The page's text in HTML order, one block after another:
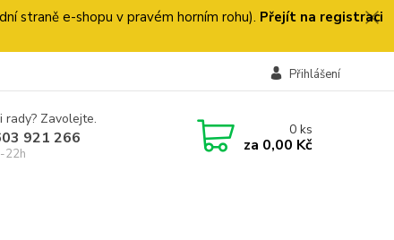
straně e-shopu v pravém horním rohu). Přejít na registraci
Přihlášení
rady? Zavolejte.
921 266
22h
0ks
za 0,00 Kč